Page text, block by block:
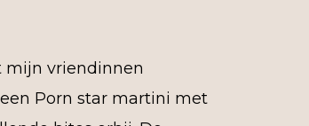
mijn vriendinnen
Porn star martini met